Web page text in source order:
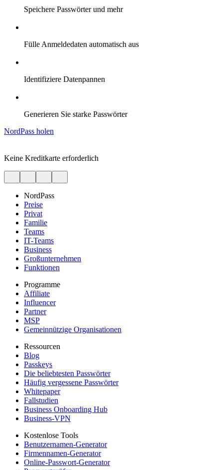
Speichere Passwörter und mehr
Fülle Anmeldedaten automatisch aus
Identifiziere Datenpannen
Generieren Sie starke Passwörter
NordPass holen
Keine Kreditkarte erforderlich
NordPass
Preise
Privat
Familie
Teams
IT-Teams
Business
Großunternehmen
Funktionen
Programme
Affiliate
Influencer
Partner
MSP
Gemeinnützige Organisationen
Ressourcen
Blog
Passkeys
Die beliebtesten Passwörter
Häufig vergessene Passwörter
Whitepaper
Fallstudien
Business Onboarding Hub
Business-VPN
Kostenlose Tools
Benutzernamen-Generator
Firmennamen-Generator
Online-Passwort-Generator